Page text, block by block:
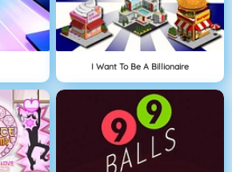
I Want To Be A Billionaire